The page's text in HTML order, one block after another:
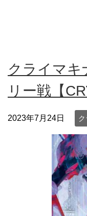
クライマキ
リー戦【
2023年7月24日